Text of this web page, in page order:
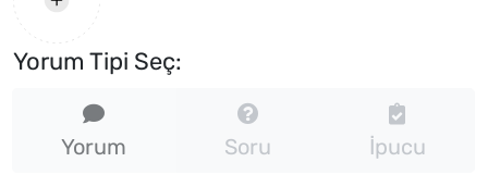
Yorum Tipi Seç:
Yorum Soru İpucu